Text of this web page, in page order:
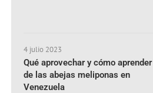
4 julio 2023
Qué aprovechar y cómo aprender
de las abejas meliponas en
Venezuela